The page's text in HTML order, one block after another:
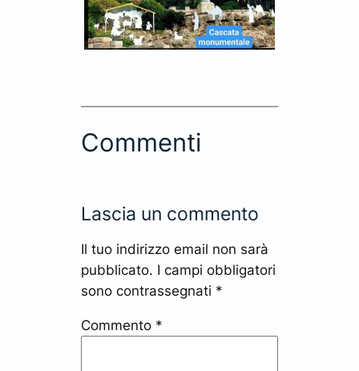
Commenti
Lascia un commento
Il tuo indirizzo email non sarà
pubblicato. I campi obbligatori
sono contrassegnati *
Commento *